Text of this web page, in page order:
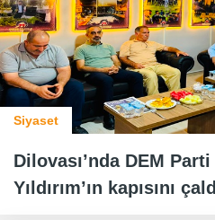
Siyaset
Dilovası’nda DEM
Yıldırım’ın kapısını